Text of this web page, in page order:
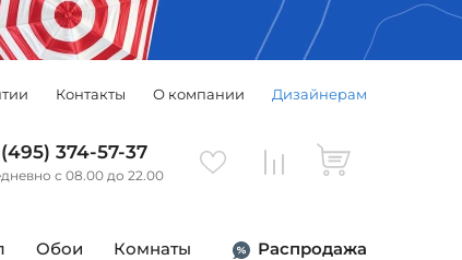
Контакты О компании Дизайнерам
374-57-37
с 08.00 до 22.00
Обои Комнаты Распродажа